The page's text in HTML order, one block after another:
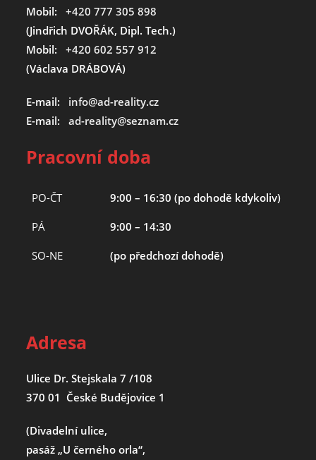
Mobil:+420 777 305 898
(Jindřich DVOŘÁK, Dipl. Tech.)
Mobil:+420 602 557 912
(Václava DRÁBOVÁ)
E-mail: info@ad-reality.cz
E-mail:ad-reality@seznam.cz
Pracovní doba
PO-ČT 9:00 – 16:30 (po dohodě kdykoliv)
PÁ 9:00 – 14:30
SO-NE (po předchozí dohodě)
Adresa
Ulice Dr. Stejskala 7 /108
370 01 České Budějovice 1
(Divadelní ulice,
pasáž „U černého orla“,